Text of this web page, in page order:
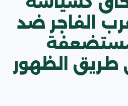
الفاجر ضد
طريق الظهور